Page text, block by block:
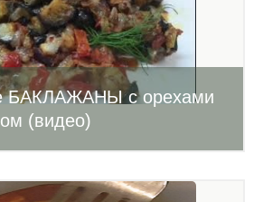
БАКЛАЖАНЫ с орехами
(видео)